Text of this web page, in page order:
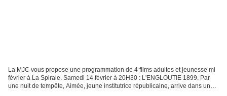
La MJC vous propose une programmation de 4 films adultes et jeunesse mi
février à La Spirale. Samedi 14 février à 20H30 : L'ENGLOUTIE 1899. Par
une nuit de tempête, Aimée, jeune institutrice républicaine, arrive dans un